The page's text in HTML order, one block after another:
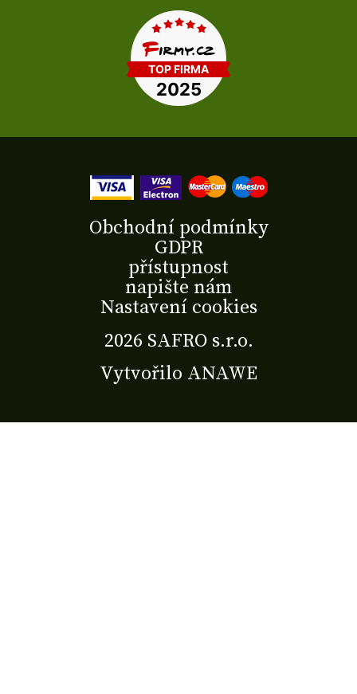
2026 SAFRO s.r.o.
Vytvořilo ANAWE
Obchodní podmínky
GDPR
přístupnost
napište nám
Nastavení cookies